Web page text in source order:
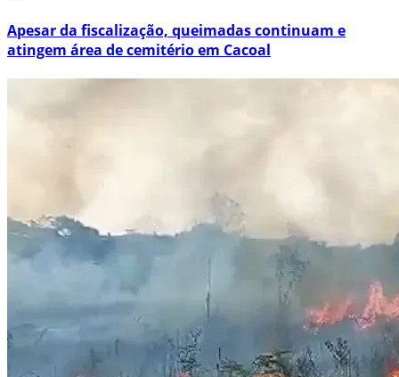
Apesar da fiscalização, queimadas continuam e
atingem área de cemitério em Cacoal